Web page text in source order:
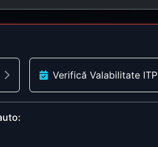
Verifică Valabilitate ITP